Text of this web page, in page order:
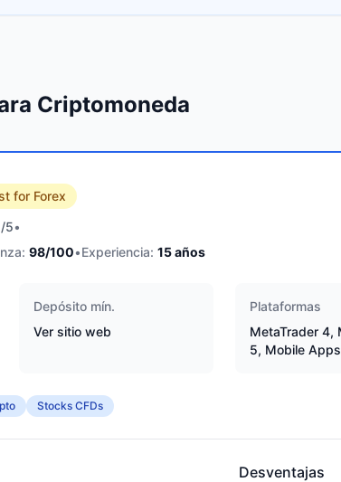
Criptomoneda
for Forex
/5•
98/100•Experiencia: 15años
Depósito mín.
Ver sitio web
Plataformas
MetaTrader 4,
5, Mobile Apps
Stocks CFDs
Desventajas